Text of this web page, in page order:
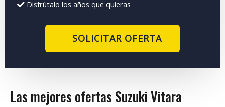
Disfrútalo los años que quieras
SOLICITAR OFERTA
Las mejores ofertas Suzuki Vitara